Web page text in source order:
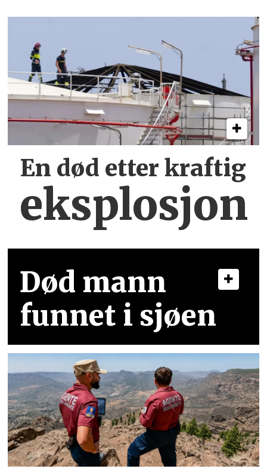
En død etter kraftig
eksplosjon
Død mann
funnet i sjøen